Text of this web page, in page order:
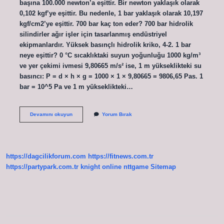
başına 100.000 newton’a eşittir. Bir newton yaklaşık olarak
0,102 kgf’ye eşittir. Bu nedenle, 1 bar yaklaşık olarak 10,197
kgf/cm2’ye eşittir. 700 bar kaç ton eder? 700 bar hidrolik
silindirler ağır işler için tasarlanmış endüstriyel
ekipmanlardır. Yüksek basınçlı hidrolik kriko, 4-2. 1 bar
neye eşittir? 0 °C sıcaklıktaki suyun yoğunluğu 1000 kg/m³
ve yer çekimi ivmesi 9,80665 m/s² ise, 1 m yükseklikteki su
basıncı: P = d × h × g = 1000 × 1 × 9,80665 = 9806,65 Pas. 1
bar = 10^5 Pa ve 1 m yükseklikteki…
Devamını okuyun30
Yorum Bırak
https://dagcilikforum.com https://fitnews.com.tr
https://partypark.com.tr knight online nttgame Sitemap